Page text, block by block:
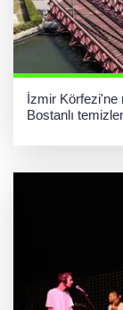
İzmir Körfezi'ne
Bostanlı